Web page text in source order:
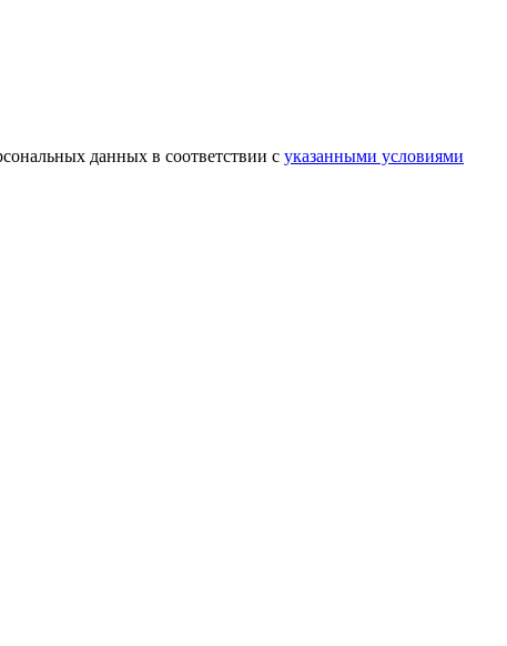
данных в соответствии с указанными условиями